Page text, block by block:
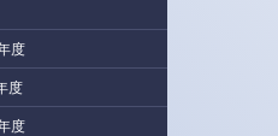
度
度
度